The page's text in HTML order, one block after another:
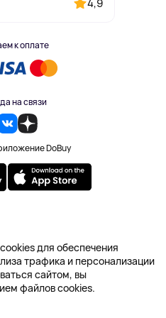
4,9
к оплате
на связи
DoBuy
Все права защищены
данных
соглашение
– NetLab
для обеспечения
трафика и персонализации
сайтом, вы
файлов cookies.